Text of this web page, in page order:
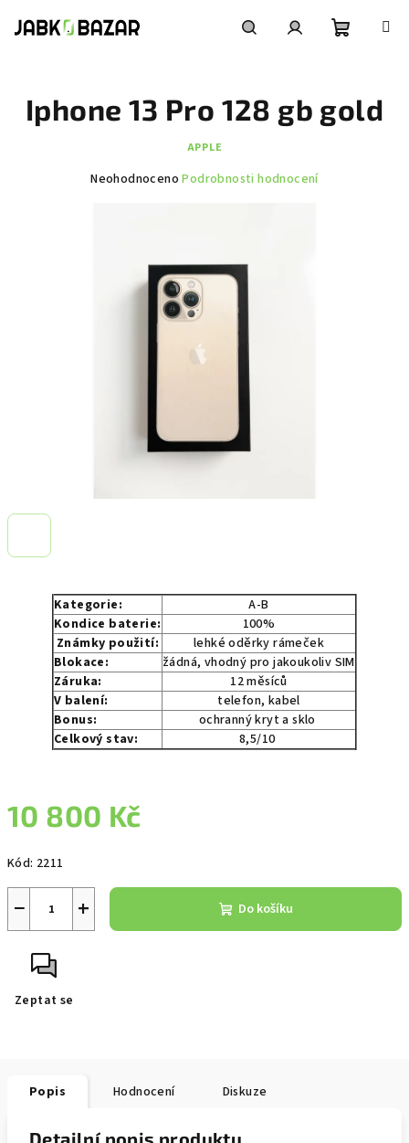
košík
Kategorie:
A-B
Kondice baterie:
100%
Známky použití:
lehké oděrky rámeček
Blokace:
žádná, vhodný pro jakoukoliv SIM
Záruka:
12 měsíců
V balení:
telefon, kabel
Bonus:
ochranný kryt a sklo
Celkový stav:
8,5/10
10 800 Kč
cena:
Kód: 2211
+
− Do košíku
Zeptat se
Iphone 13 Pro 128 gb gold
APPLE
Průměrné
Neohodnoceno Podrobnosti hodnocení
Popis Hodnocení Diskuze
Detailní popis produktu